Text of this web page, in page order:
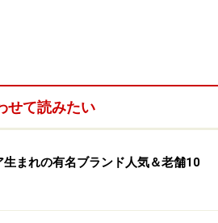
カカオを持ち帰り、当時のスペイ
リア王カール5世（1500-1558）
王の命令を受けた修道院がレシ
み物”として特権階級の間で愛好
。
せて読みたい
生まれの有名ブランド人気＆老舗10